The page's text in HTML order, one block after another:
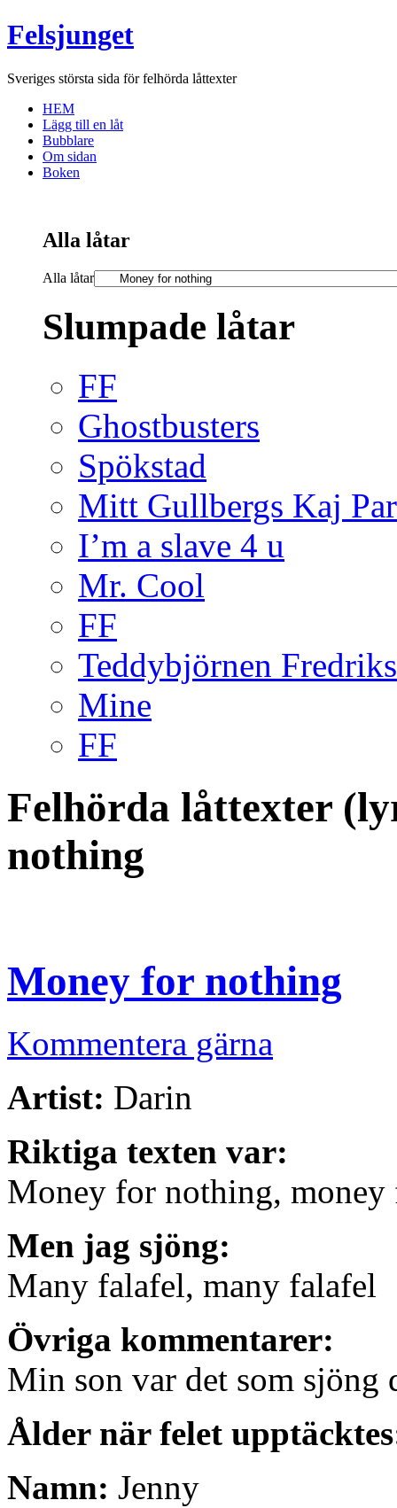
Felsjunget
Sveriges största sida för felhörda låttexter
HEM
Lägg till en låt
Bubblare
Om sidan
Boken
Alla låtar
Alla låtar
Slumpade låtar
FF
Ghostbusters
Spökstad
Mitt Gullbergs Kaj
I’m a slave 4 u
Mr. Cool
FF
Teddybjörnen
Mine
FF
Felhörda låttexter
nothing
Money for nothing
Kommentera gärna
Artist: Darin
Riktiga texten var:
Money for nothing,
Men jag sjöng:
Many falafel, many falafel
Övriga kommentarer:
Min son var det som sjöng
Ålder när felet
Namn: Jenny